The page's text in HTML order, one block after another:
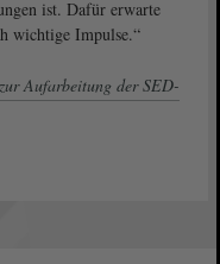
ist. Dafür erwarte
wichtige Impulse.“
Aufarbeitung der SED-